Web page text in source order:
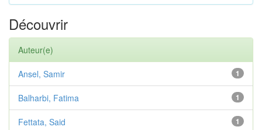
Découvrir
Auteur(e)
1
Ansel, Samir
1
Balharbi, Fatima
1
Fettata, Said